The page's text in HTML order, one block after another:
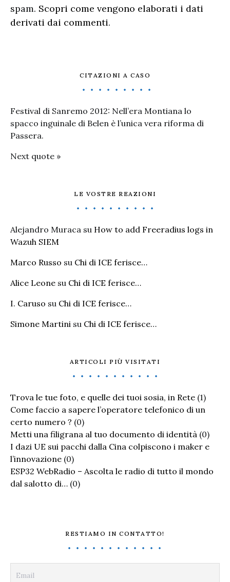
spam. Scopri come vengono elaborati i dati
derivati dai commenti.
CITAZIONI A CASO
Festival di Sanremo 2012: Nell’era Montiana lo
spacco inguinale di Belen è l’unica vera riforma di
Passera.
Next quote »
LE VOSTRE REAZIONI
Alejandro Muraca su How to add Freeradius logs in
Wazuh SIEM
Marco Russo su Chi di ICE ferisce…
Alice Leone su Chi di ICE ferisce…
I. Caruso su Chi di ICE ferisce…
Simone Martini su Chi di ICE ferisce…
ARTICOLI PIÙ VISITATI
Trova le tue foto, e quelle dei tuoi sosia, in Rete (1)
Come faccio a sapere l’operatore telefonico di un
certo numero ? (0)
Metti una filigrana al tuo documento di identità (0)
I dazi UE sui pacchi dalla Cina colpiscono i maker e
l’innovazione (0)
ESP32 WebRadio – Ascolta le radio di tutto il mondo
dal salotto di… (0)
RESTIAMO IN CONTATTO!